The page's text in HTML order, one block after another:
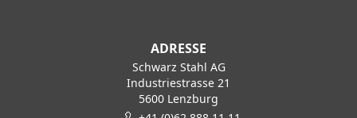
ADRESSE
Schwarz Stahl AG
Industriestrasse 21
5600 Lenzburg